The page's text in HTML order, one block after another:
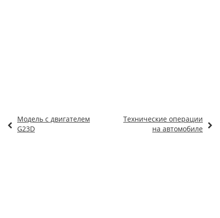
Модель с двигателем
G23D
Технические операции
на автомобиле